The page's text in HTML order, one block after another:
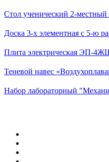
Стол ученический 2-
Доска 3-х элементная с 5-ю
Плита электрическая ЭП-
Теневой навес
Набор лабораторный